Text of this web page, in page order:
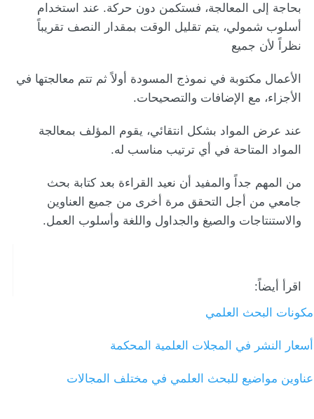
بحاجة إلى المعالجة، فستكمن دون حركة. عند استخدام
أسلوب شمولي، يتم تقليل الوقت بمقدار النصف تقريباً
نظراً لأن جميع
الأعمال مكتوبة في نموذج المسودة أولاً ثم تتم معالجتها في
الأجزاء، مع الإضافات والتصحيحات.
عند عرض المواد بشكل انتقائي، يقوم المؤلف بمعالجة
المواد المتاحة في أي ترتيب مناسب له.
من المهم جداً والمفيد أن نعيد القراءة بعد كتابة بحث
جامعي من أجل التحقق مرة أخرى من جميع العناوين
والاستنتاجات والصيغ والجداول واللغة وأسلوب العمل.
اقرأ أيضاً:
مكونات البحث العلمي
أسعار النشر في المجلات العلمية المحكمة
عناوين مواضيع للبحث العلمي في مختلف المجالات